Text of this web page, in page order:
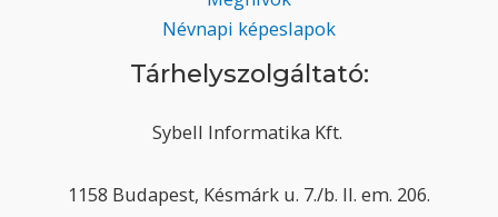
Névnapi képeslapok
Tárhelyszolgáltató:
Sybell Informatika Kft.
1158 Budapest, Késmárk u. 7./b. II. em. 206.